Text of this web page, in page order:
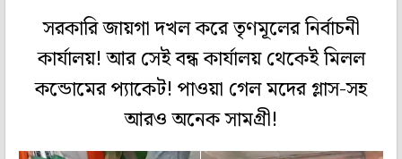
সরকারি জায়গা দখল করে তৃণমূলের নির্বাচনী
কার্যালয়! আর সেই বন্ধ কার্যালয় থেকেই মিলল
কন্ডোমের প্যাকেট! পাওয়া গেল মদের গ্লাস-সহ
আরও অনেক সামগ্রী!